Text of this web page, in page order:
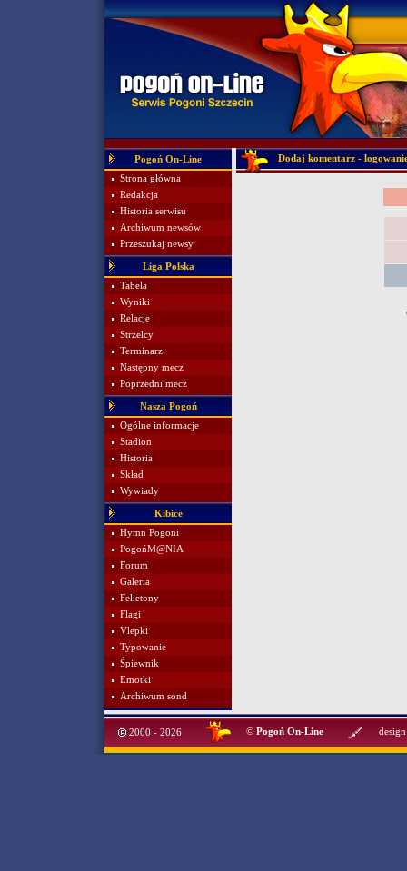
Pogoń On-Line
Strona główna
Redakcja
Historia serwisu
Archiwum newsów
Przeszukaj newsy
Liga Polska
Tabela
Wyniki
Relacje
Strzelcy
Terminarz
Następny mecz
Poprzedni mecz
Nasza Pogoń
Ogólne informacje
Stadion
Historia
Skład
Wywiady
Kibice
Hymn Pogoni
PogońM@NIA
Forum
Galeria
Felietony
Flagi
Vlepki
Typowanie
Śpiewnik
Emotki
Archiwum sond
Dodaj komentarz -
2000 - 2026 © Pogoń On-Line